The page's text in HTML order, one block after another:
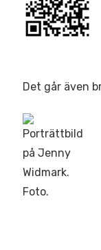
Det går även